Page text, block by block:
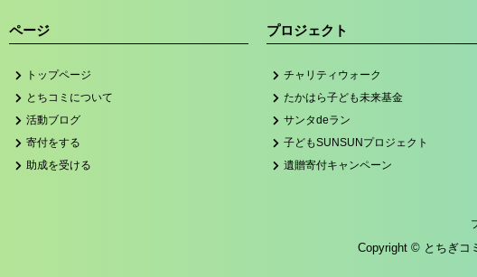
ページ
トップページ
とちコミについて
活動ブログ
寄付をする
助成を受ける
プロジェクト
チャリティウォーク
たかはら子ども未来基金
サンタdeラン
子どもSUNSUNプロジェクト
遺贈寄付キャンペーン
Copyright © とちぎコ